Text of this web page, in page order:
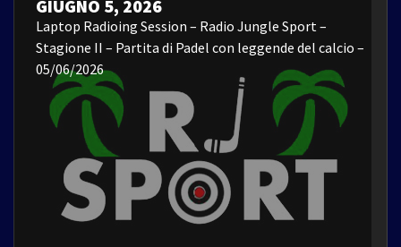
GIUGNO 5, 2026
Laptop Radioing Session – Radio Jungle Sport –
Stagione II – Partita di Padel con leggende del calcio –
05/06/2026